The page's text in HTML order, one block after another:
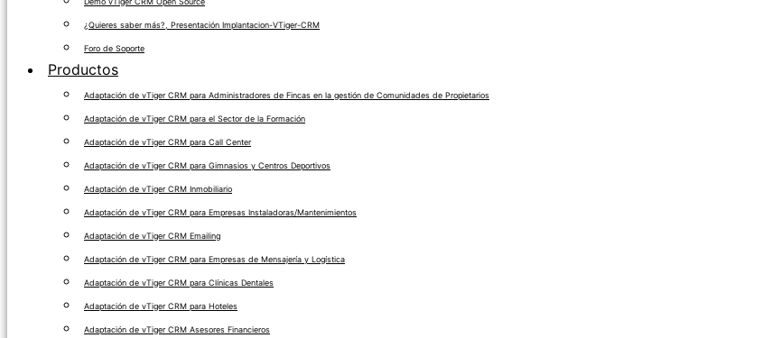
¿Quieres saber más?, Presentación Implantacion-VTiger-CRM
Foro de Soporte
Productos
Adaptación de vTiger CRM para Administradores de Fincas en la gestión de Comunidades de Propietarios
Adaptación de vTiger CRM para el Sector de la Formación
Adaptación de vTiger CRM para Call Center
Adaptación de vTiger CRM para Gimnasios y Centros Deportivos
Adaptación de vTiger CRM Inmobiliario
Adaptación de vTiger CRM para Empresas Instaladoras/Mantenimientos
Adaptación de vTiger CRM Emailing
Adaptación de vTiger CRM para Empresas de Mensajería y Logística
Adaptación de vTiger CRM para Clínicas Dentales
Adaptación de vTiger CRM para Hoteles
Adaptación de vTiger CRM Asesores Financieros